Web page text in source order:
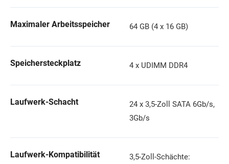
Maximaler Arbeitsspeicher 64 GB (4 x 16 GB)
Speichersteckplatz 4 x UDIMM DDR4
Laufwerk-Schacht
24 x 3,5-Zoll SATA 6Gb/s,
3Gb/s
Laufwerk-Kompatibilität
3,5-Zoll-Schächte: